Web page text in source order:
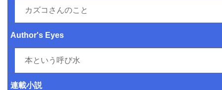
カズコさんのこと
Author's Eyes
本という呼び水
連載小説